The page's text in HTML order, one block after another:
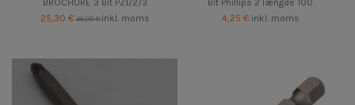
BROCHURE 3 Bit PZ1/2/3
25,30 €46,00 €inkl. moms
Bit Phillips 2 længde 100
4,25 € inkl. moms